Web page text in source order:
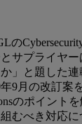
の
サプライヤ
」と題した
9月の改訂案
のポイント
むべき対応に